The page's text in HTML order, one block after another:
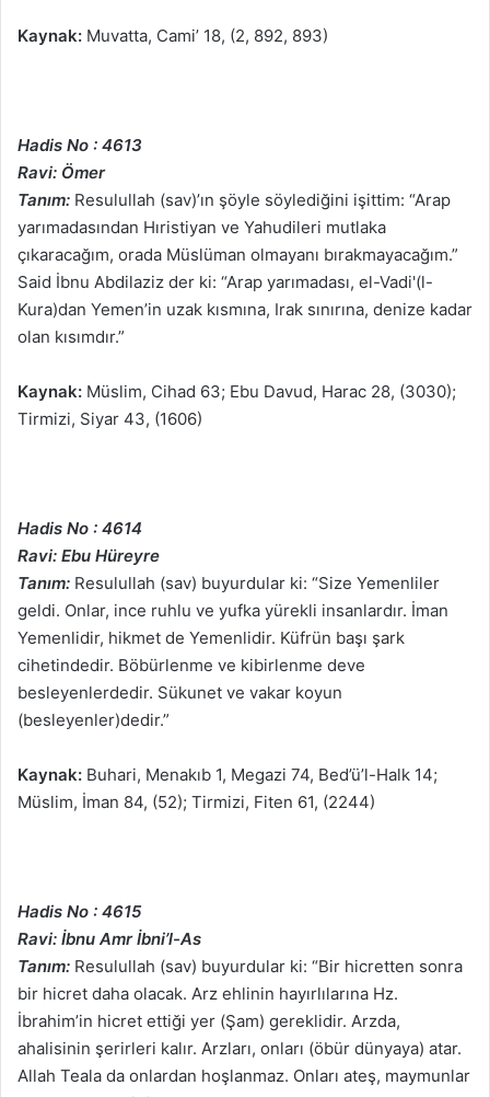
Kaynak: Muvatta, Cami’ 18, (2, 892, 893)
Hadis No : 4613
Ravi: Ömer
Tanım: Resulullah (sav)’ın şöyle söylediğini işittim: “Arap
yarımadasından Hıristiyan ve Yahudileri mutlaka
çıkaracağım, orada Müslüman olmayanı bırakmayacağım.”
Said İbnu Abdilaziz der ki: “Arap yarımadası, el-Vadi'(l-
Kura)dan Yemen’in uzak kısmına, Irak sınırına, denize kadar
olan kısımdır.”
Kaynak: Müslim, Cihad 63; Ebu Davud, Harac 28, (3030);
Tirmizi, Siyar 43, (1606)
Hadis No : 4614
Ravi: Ebu Hüreyre
Tanım: Resulullah (sav) buyurdular ki: “Size Yemenliler
geldi. Onlar, ince ruhlu ve yufka yürekli insanlardır. İman
Yemenlidir, hikmet de Yemenlidir. Küfrün başı şark
cihetindedir. Böbürlenme ve kibirlenme deve
besleyenlerdedir. Sükunet ve vakar koyun
(besleyenler)dedir.”
Kaynak: Buhari, Menakıb 1, Megazi 74, Bed’ü’l-Halk 14;
Müslim, İman 84, (52); Tirmizi, Fiten 61, (2244)
Hadis No : 4615
Ravi: İbnu Amr İbni’l-As
Tanım: Resulullah (sav) buyurdular ki: “Bir hicretten sonra
bir hicret daha olacak. Arz ehlinin hayırlılarına Hz.
İbrahim’in hicret ettiği yer (Şam) gereklidir. Arzda,
ahalisinin şerirleri kalır. Arzları, onları (öbür dünyaya) atar.
Allah Teala da onlardan hoşlanmaz. Onları ateş, maymunlar